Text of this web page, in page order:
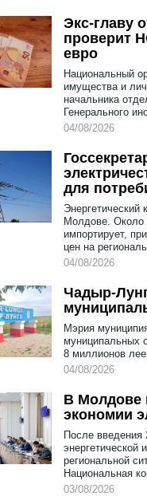
Экс-главу
проверит
евро
Национальный
имущества и
начальника
Генерального
04/08/2026
для
Энергетический
Молдове. Около
импортирует,
цен на
04/08/2026
Чадыр-
Мэрия
муниципальных
8 миллионов
04/08/2026
В Молдове
экономии
После введения
энергетической
региональной
Национальная
03/08/2026